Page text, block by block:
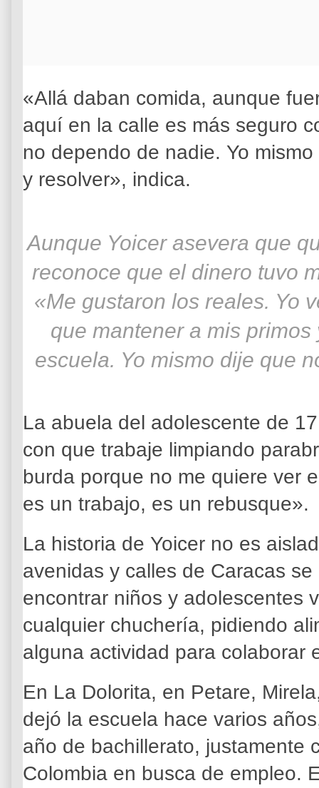
«Allá daban comida, aunque
aquí en la calle es más seguro
no dependo de nadie. Yo
y resolver», indica.
Aunque Yoicer asevera que
reconoce que el dinero tuvo
«Me gustaron los reales. Yo
que mantener a mis
escuela. Yo mismo dije que
La abuela del adolescente de
con que trabaje limpiando
burda porque no me quiere ver
es un trabajo, es un rebusque».
La historia de Yoicer no es
avenidas y calles de Caracas
encontrar niños y adolescentes
cualquier chuchería, pidiendo
alguna actividad para colaborar
En La Dolorita, en Petare,
dejó la escuela hace varios
año de bachillerato, justamente
Colombia en busca de empleo.